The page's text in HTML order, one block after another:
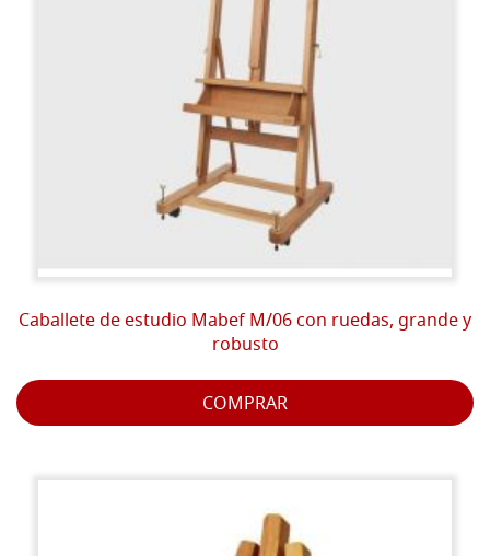
Caballete de estudio Mabef M/06 con ruedas, grande y
robusto
COMPRAR